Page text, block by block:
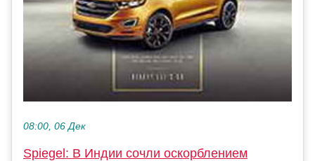
08:00, 06 Дек
Spiegel: В Индии сочли оскорблением